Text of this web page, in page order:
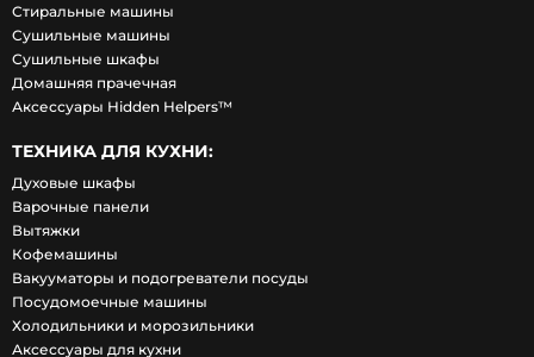
Стиральные машины
Сушильные машины
Сушильные шкафы
Домашняя прачечная
Аксессуары Hidden Helpers™
ТЕХНИКА ДЛЯ КУХНИ:
Духовые шкафы
Варочные панели
Вытяжки
Кофемашины
Вакууматоры и подогреватели посуды
Посудомоечные машины
Холодильники и морозильники
Аксессуары для кухни